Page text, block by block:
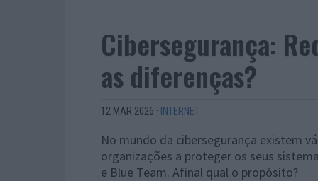
Cibersegurança:
as diferenças?
12 MAR 2026 · INTERNET
No mundo da cibersegurança existem
organizações a proteger os seus
e Blue Team. Afinal qual o propósito?